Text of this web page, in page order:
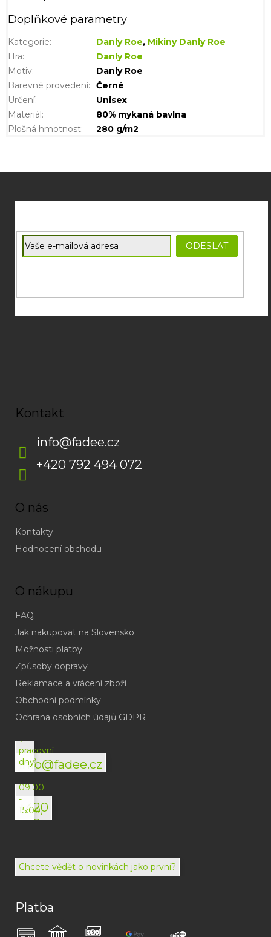
Doplňkové parametry
Kategorie: Danly Roe, Mikiny Danly Roe
Hra:
Danly Roe
Motiv:
Danly Roe
Barevné provedení:
Černé
Určení:
Unisex
Materiál :
80% mykaná bavlna
Plošná hmotnost: 280 g/m2
E-mail
ODESLAT
Kontakt
info@fadee.cz
+420 792 494 072
O nás
Kontakty
Hodnocení obchodu
O nákupu
FAQ
Jak nakupovat na Slovensko
Možnosti platby
Způsoby dopravy
Reklamace a vrácení zboží
Obchodní podmínky
Ochrana osobních údajů GDPR
info@fadee.cz
(odpověď
do
v
pracovní
dny)
+420
792
072
(Po-
09:00
-
15:00)
Chcete vědět o novinkách jako první?
Platba